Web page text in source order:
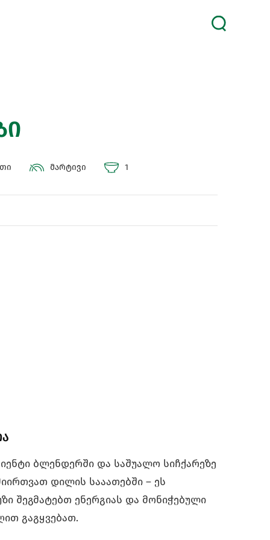
მარტივი 1
ბლენდერში და საშუალო სიჩქარეზე
დილის სააათებში – ეს
შეგმატებთ ენერგიას და მონიჭებული
გაგყვებათ.